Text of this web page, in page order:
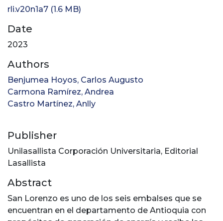
rli.v20n1a7 (1.6 MB)
Date
2023
Authors
Benjumea Hoyos, Carlos Augusto
Carmona Ramírez, Andrea
Castro Martínez, Anlly
Publisher
Unilasallista Corporación Universitaria, Editorial
Lasallista
Abstract
San Lorenzo es uno de los seis embalses que se
encuentran en el departamento de Antioquia con